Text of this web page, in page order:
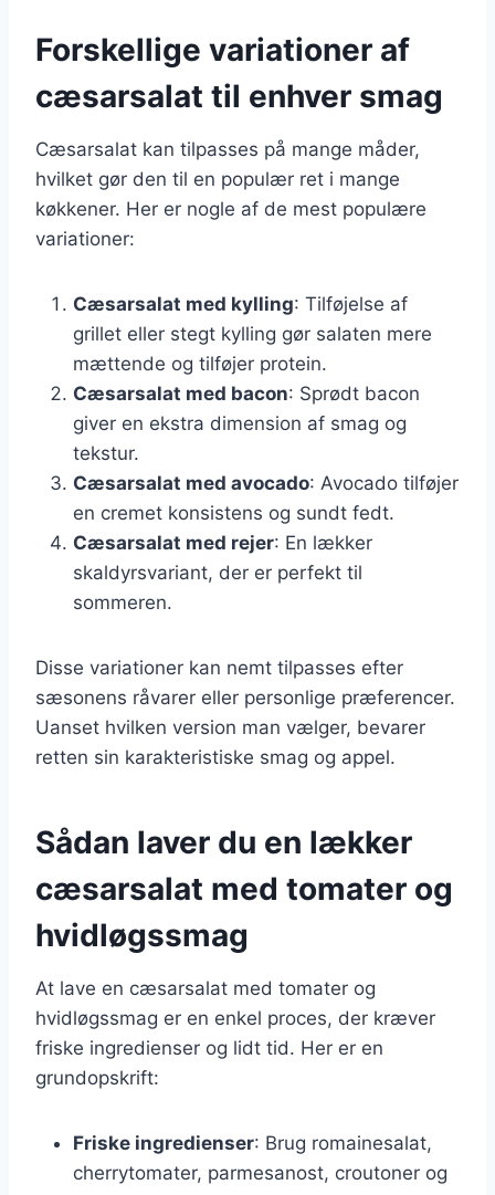
Forskellige variationer af
cæsarsalat til enhver smag
Cæsarsalat kan tilpasses på mange måder,
hvilket gør den til en populær ret i mange
køkkener. Her er nogle af de mest populære
variationer:
Cæsarsalat med kylling: Tilføjelse af
grillet eller stegt kylling gør salaten mere
mættende og tilføjer protein.
Cæsarsalat med bacon: Sprødt bacon
giver en ekstra dimension af smag og
tekstur.
Cæsarsalat med avocado: Avocado tilføjer
en cremet konsistens og sundt fedt.
Cæsarsalat med rejer: En lækker
skaldyrsvariant, der er perfekt til
sommeren.
Disse variationer kan nemt tilpasses efter
sæsonens råvarer eller personlige præferencer.
Uanset hvilken version man vælger, bevarer
retten sin karakteristiske smag og appel.
Sådan laver du en lækker
cæsarsalat med tomater og
hvidløgssmag
At lave en cæsarsalat med tomater og
hvidløgssmag er en enkel proces, der kræver
friske ingredienser og lidt tid. Her er en
grundopskrift:
Friske ingredienser: Brug romainesalat,
cherrytomater, parmesanost, croutoner og